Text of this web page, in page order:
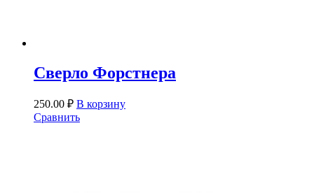
Сверло Форстнера
250.00 ₽ В корзину
Сравнить